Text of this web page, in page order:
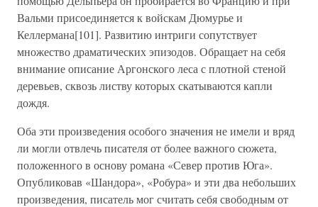
Вальми присоединяется к войскам Дюмурье и
Келлермана[101]. Развитию интриги сопутствует
множество драматических эпизодов. Обращает на себя
внимание описание Аргонского леса с плотной стеной
деревьев, сквозь листву которых скатываются капли
дождя.
Оба эти произведения особого значения не имели и вряд
ли могли отвлечь писателя от более важного сюжета,
положенного в основу романа «Север против Юга».
Опубликовав «Шандора», «Робура» и эти два небольших
произведения, писатель мог считать себя свободным от